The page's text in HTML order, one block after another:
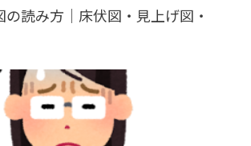
読み方｜床伏図・見上げ図・